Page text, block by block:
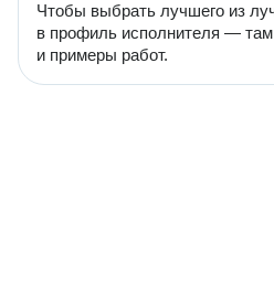
Чтобы выбрать лучшего из
в профиль исполнителя —
и примеры работ.